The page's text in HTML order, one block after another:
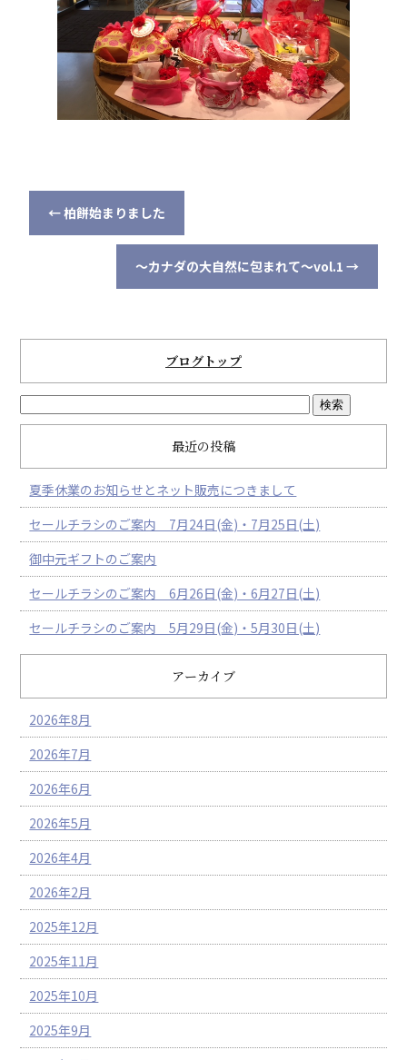
←柏餅始まりました
～カナダの大自然に包まれて～vol.1 →
ブログトップ
最近の投稿
夏季休業のお知らせとネット販売につきまして
セールチラシのご案内 7月24日(金)・7月25日(土)
御中元ギフトのご案内
セールチラシのご案内 6月26日(金)・6月27日(土)
セールチラシのご案内 5月29日(金)・5月30日(土)
アーカイブ
2026年8月
2026年7月
2026年6月
2026年5月
2026年4月
2026年2月
2025年12月
2025年11月
2025年10月
2025年9月